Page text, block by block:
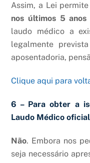
Assim, a Lei permite
nos últimos 5 anos
laudo médico a
legalmente
aposentadoria,
Clique aqui para
6 – Para obter a
Laudo Médico
Não. Embora nos
seja necessário